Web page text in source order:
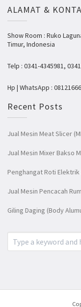
ALAMAT &
Show Room : Ruko
Timur, Indonesia
Telp : 0341-4345981,
Hp | WhatsApp :
Recent Posts
Jual Mesin Meat Slicer
Jual Mesin Mixer Bakso
Penghangat Roti Elektrik
Jual Mesin Pencacah
Giling Daging (Body